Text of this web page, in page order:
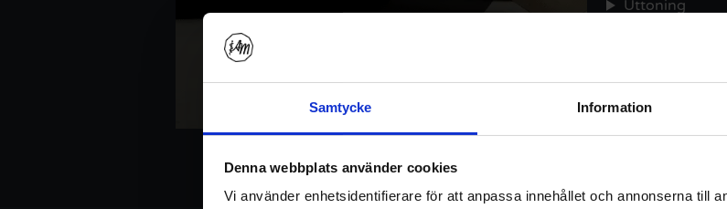
Samtycke Information
Denna webbplats använder cookies
Vi använder enhetsidentifierare för att anpassa innehållet och annonserna till
Uttoning